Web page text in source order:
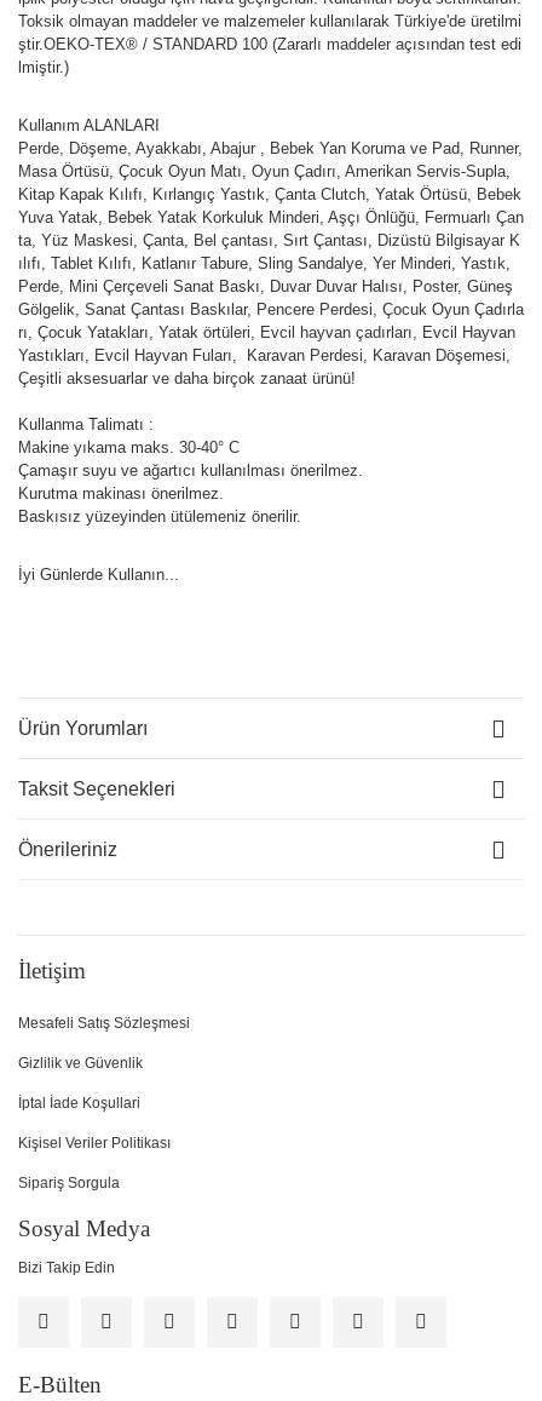
Toksik olmayan maddeler ve malzemeler kullanılarak Türkiye'de üretilmi
ştir.OEKO-TEX® / STANDARD 100 (Zararlı maddeler açısından test edi
lmiştir.)
Kullanım ALANLARI
Perde, Döşeme, Ayakkabı, Abajur , Bebek Yan Koruma ve Pad, Runner,
Masa Örtüsü, Çocuk Oyun Matı, Oyun Çadırı, Amerikan Servis-Supla,
Kitap Kapak Kılıfı, Kırlangıç Yastık, Çanta Clutch, Yatak Örtüsü, Bebek
Yuva Yatak, Bebek Yatak Korkuluk Minderi, Aşçı Önlüğü, Fermuarlı Çan
ta, Yüz Maskesi, Çanta, Bel çantası, Sırt Çantası, Dizüstü Bilgisayar K
ılıfı, Tablet Kılıfı, Katlanır Tabure, Sling Sandalye, Yer Minderi, Yastık,
Perde, Mini Çerçeveli Sanat Baskı, Duvar Duvar Halısı, Poster, Güneş
Gölgelik, Sanat Çantası Baskılar, Pencere Perdesi, Çocuk Oyun Çadırla
rı, Çocuk Yatakları, Yatak örtüleri, Evcil hayvan çadırları, Evcil Hayvan
Yastıkları, Evcil Hayvan Fuları, Karavan Perdesi, Karavan Döşemesi,
Çeşitli aksesuarlar ve daha birçok zanaat ürünü!
Kullanma Talimatı :
Makine yıkama maks. 30-40° C
Çamaşır suyu ve ağartıcı kullanılması önerilmez.
Kurutma makinası önerilmez.
Baskısız yüzeyinden ütülemeniz önerilir.
İyi Günlerde Kullanın...
Ürün Yorumları
Taksit Seçenekleri
Önerileriniz
İletişim
Mesafeli Satış Sözleşmesi
Gizlilik ve Güvenlik
İptal İade Koşullari
Kişisel Veriler Politikası
Sipariş Sorgula
Sosyal Medya
Bizi Takip Edin
E-Bülten